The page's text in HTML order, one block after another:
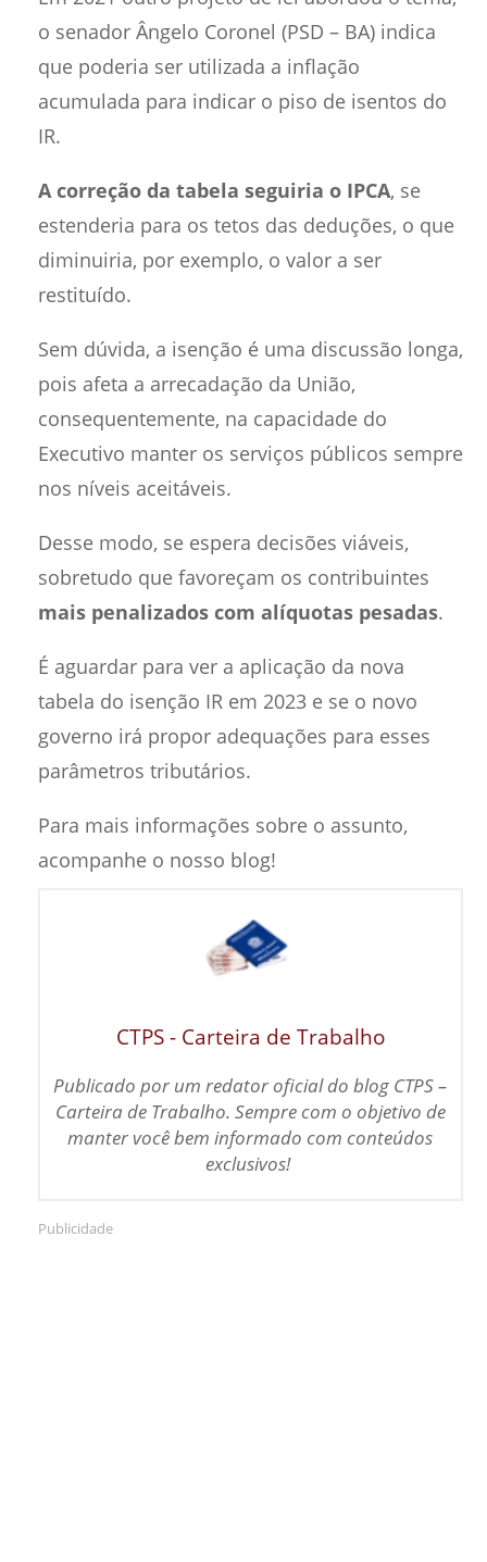
o senador Ângelo Coronel (PSD – BA) indica
que poderia ser utilizada a inflação
acumulada para indicar o piso de isentos do
IR.
A correção da tabela seguiria o IPCA, se
estenderia para os tetos das deduções, o que
diminuiria, por exemplo, o valor a ser
restituído.
Sem dúvida, a isenção é uma discussão longa,
pois afeta a arrecadação da União,
consequentemente, na capacidade do
Executivo manter os serviços públicos sempre
nos níveis aceitáveis.
Desse modo, se espera decisões viáveis,
sobretudo que favoreçam os contribuintes
mais penalizados com alíquotas pesadas.
É aguardar para ver a aplicação da nova
tabela do isenção IR em 2023 e se o novo
governo irá propor adequações para esses
parâmetros tributários.
Para mais informações sobre o assunto,
acompanhe o nosso blog!
CTPS - Carteira de Trabalho
Publicado por um redator oficial do blog CTPS –
Carteira de Trabalho. Sempre com o objetivo de
manter você bem informado com conteúdos
exclusivos!
Publicidade